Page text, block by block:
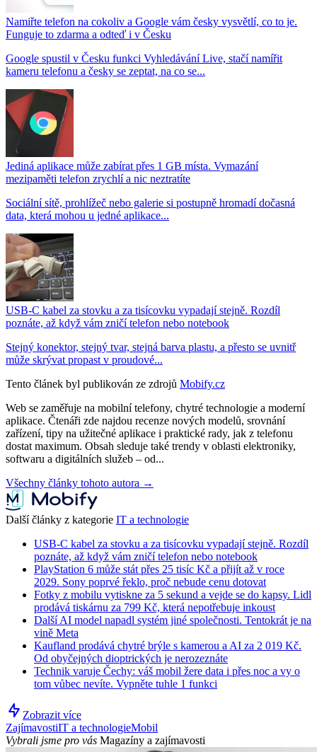
Namiřte telefon na cokoliv a Google vám česky vysvětlí, co to je.
Funguje to zdarma a odteď i v Česku
Google spustil v Česku funkci Vyhledávání Live, stačí namířit
kameru telefonu a česky se zeptat, na co se...
Jediná aplikace může zabírat přes 1 GB místa. Vymazání
mezipaměti telefon zrychlí a nic neztratíte
Sociální sítě, prohlížeč nebo galerie si postupně hromadí dočasná
data, která mohou u jedné aplikace...
USB-C kabel za stovku a za tisícovku vypadají stejně. Rozdíl
poznáte, až když vám zničí telefon nebo notebook
Stejný konektor, stejný tvar, stejná barva plastu, a přesto se uvnitř
může skrývat propast v proudové...
Tento článek byl publikován ze zdrojů Mobify.cz
Web se zaměřuje na mobilní telefony, chytré technologie a moderní
aplikace. Čtenáři zde najdou recenze nových modelů, srovnání
zařízení, tipy na užitečné aplikace i praktické rady, jak z telefonu
dostat maximum. Obsah sleduje také trendy v oblasti elektroniky,
softwaru a digitálních služeb – od...
Všechny články tohoto autora →
Další články z kategorie IT a technologie
USB-C kabel za stovku a za tisícovku vypadají stejně. Rozdíl
poznáte, až když vám zničí telefon nebo notebook
PlayStation 6 může stát přes 25 tisíc Kč a přijít až v roce
2029. Sony poprvé řeklo, proč nebude cenu dotovat
Fotky z mobilu vytiskne za 5 sekund a vejde se do kapsy. Lidl
prodává tiskárnu za 799 Kč, která nepotřebuje inkoust
Další AI model napadl systém jiné společnosti. Tentokrát je na
vině Meta
Kaufland prodává chytré brýle s kamerou a AI za 2 019 Kč.
Od obyčejných dioptrických je nerozeznáte
Technik varuje Čechy: váš mobil žere data i přes noc a vy o
tom vůbec nevíte. Vypněte tuhle 1 funkci
Zobrazit více
ZajímavostiIT a technologieMobil
Vybrali jsme pro vás Magazíny a zajímavosti